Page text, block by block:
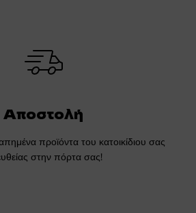
Αποστολή
προϊόντα του κατοικίδιου σας
στην πόρτα σας!